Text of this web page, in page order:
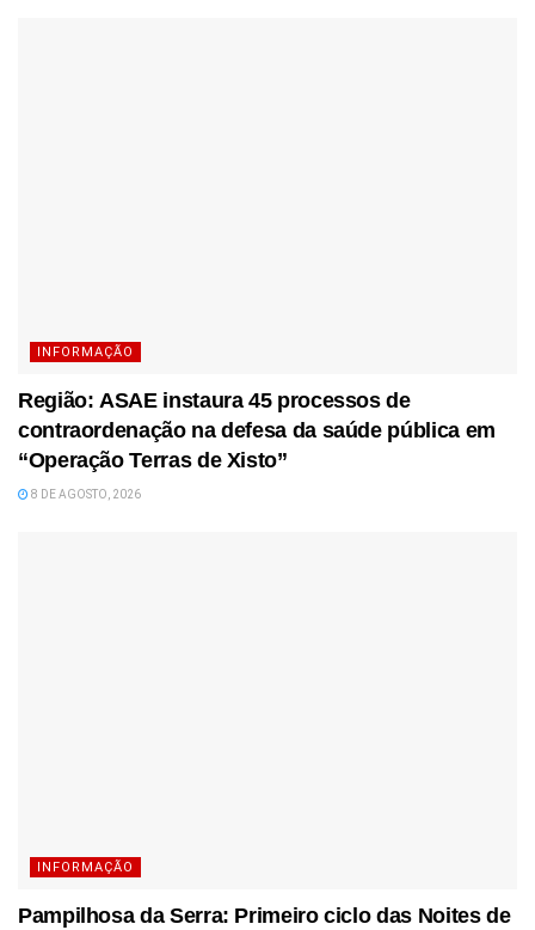
INFORMAÇÃO
Região: ASAE instaura 45 processos de
contraordenação na defesa da saúde pública em
“Operação Terras de Xisto”
8 DE AGOSTO, 2026
INFORMAÇÃO
Pampilhosa da Serra: Primeiro ciclo das Noites de